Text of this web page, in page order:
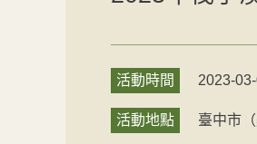
活動時間 2023-
活動地點 臺中市 （